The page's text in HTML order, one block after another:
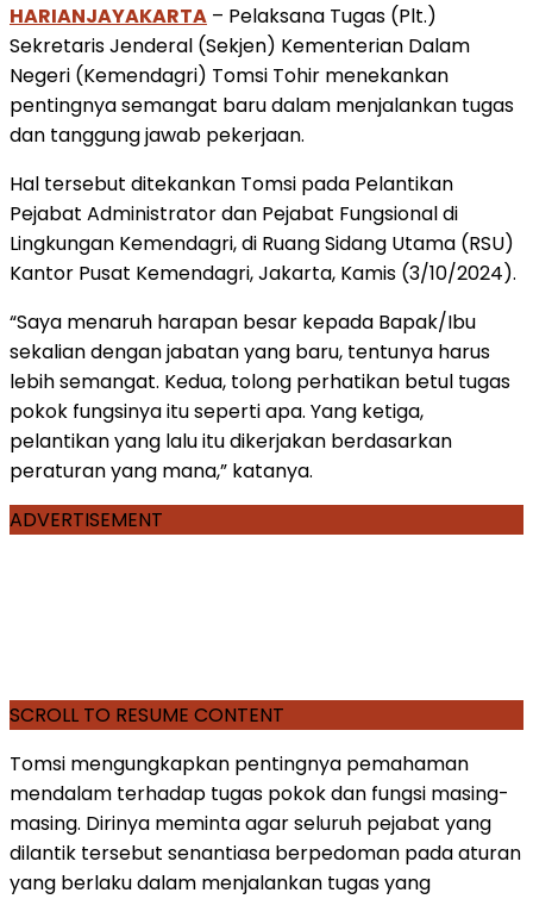
HARIANJAYAKARTA – Pelaksana Tugas (Plt.)
Sekretaris Jenderal (Sekjen) Kementerian Dalam
Negeri (Kemendagri) Tomsi Tohir menekankan
pentingnya semangat baru dalam menjalankan tugas
dan tanggung jawab pekerjaan.
Hal tersebut ditekankan Tomsi pada Pelantikan
Pejabat Administrator dan Pejabat Fungsional di
Lingkungan Kemendagri, di Ruang Sidang Utama (RSU)
Kantor Pusat Kemendagri, Jakarta, Kamis (3/10/2024).
“Saya menaruh harapan besar kepada Bapak/Ibu
sekalian dengan jabatan yang baru, tentunya harus
lebih semangat. Kedua, tolong perhatikan betul tugas
pokok fungsinya itu seperti apa. Yang ketiga,
pelantikan yang lalu itu dikerjakan berdasarkan
peraturan yang mana,” katanya.
ADVERTISEMENT
SCROLL TO RESUME CONTENT
Tomsi mengungkapkan pentingnya pemahaman
mendalam terhadap tugas pokok dan fungsi masing-
masing. Dirinya meminta agar seluruh pejabat yang
dilantik tersebut senantiasa berpedoman pada aturan
yang berlaku dalam menjalankan tugas yang